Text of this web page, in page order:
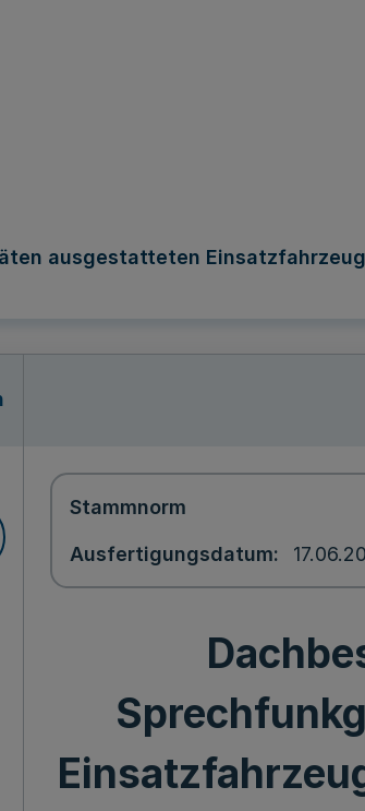
ausgestatteten
Stammnorm
Ausfertigungsdatum